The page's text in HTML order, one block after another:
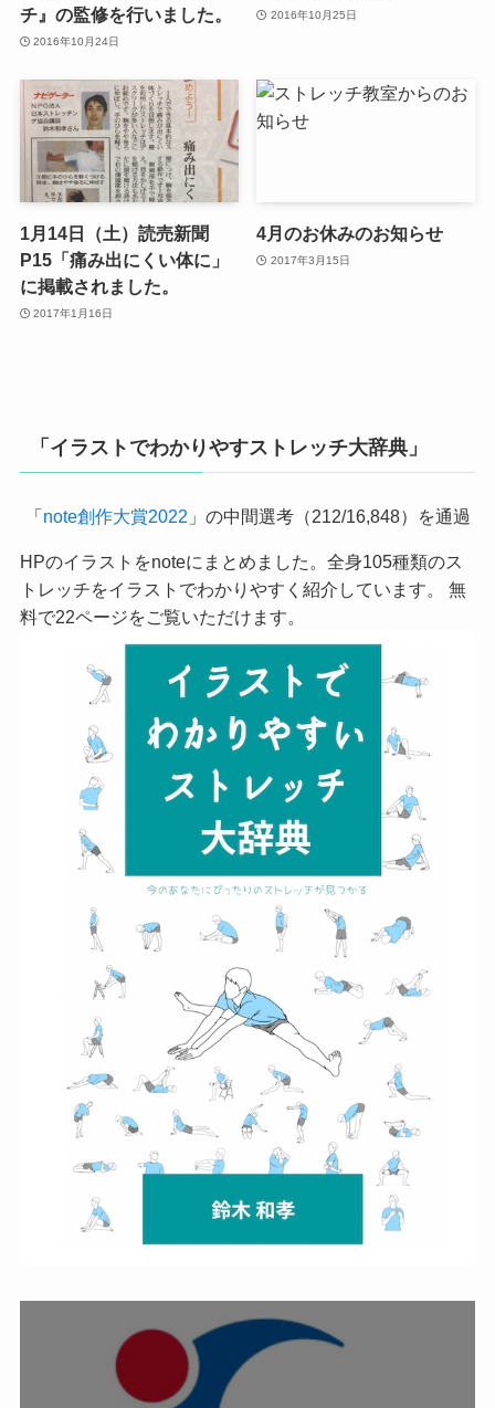
チ』の監修を行いました。
2016年10月24日
2016年10月25日
1月14日（土）読売新聞
P15「痛み出にくい体に」
に掲載されました。
2017年1月16日
4月のお休みのお知らせ
2017年3月15日
「イラストでわかりやすストレッチ大辞典」
「note創作大賞2022 」の中間選考（212/16,848）を通過
HPのイラストをnoteにまとめました。全身105種類のス
トレッチをイラストでわかりやすく紹介しています。 無
料で22ページをご覧いただけます。